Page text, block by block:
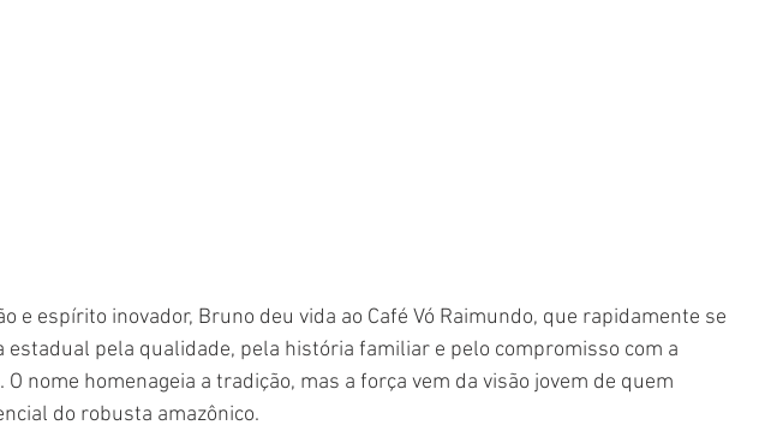
e espírito inovador, Bruno deu vida ao Café Vó Raimundo, que rapidamente se
pela qualidade, pela história familiar e pelo compromisso com a
nome homenageia a tradição, mas a força vem da visão jovem de quem
do robusta amazônico.